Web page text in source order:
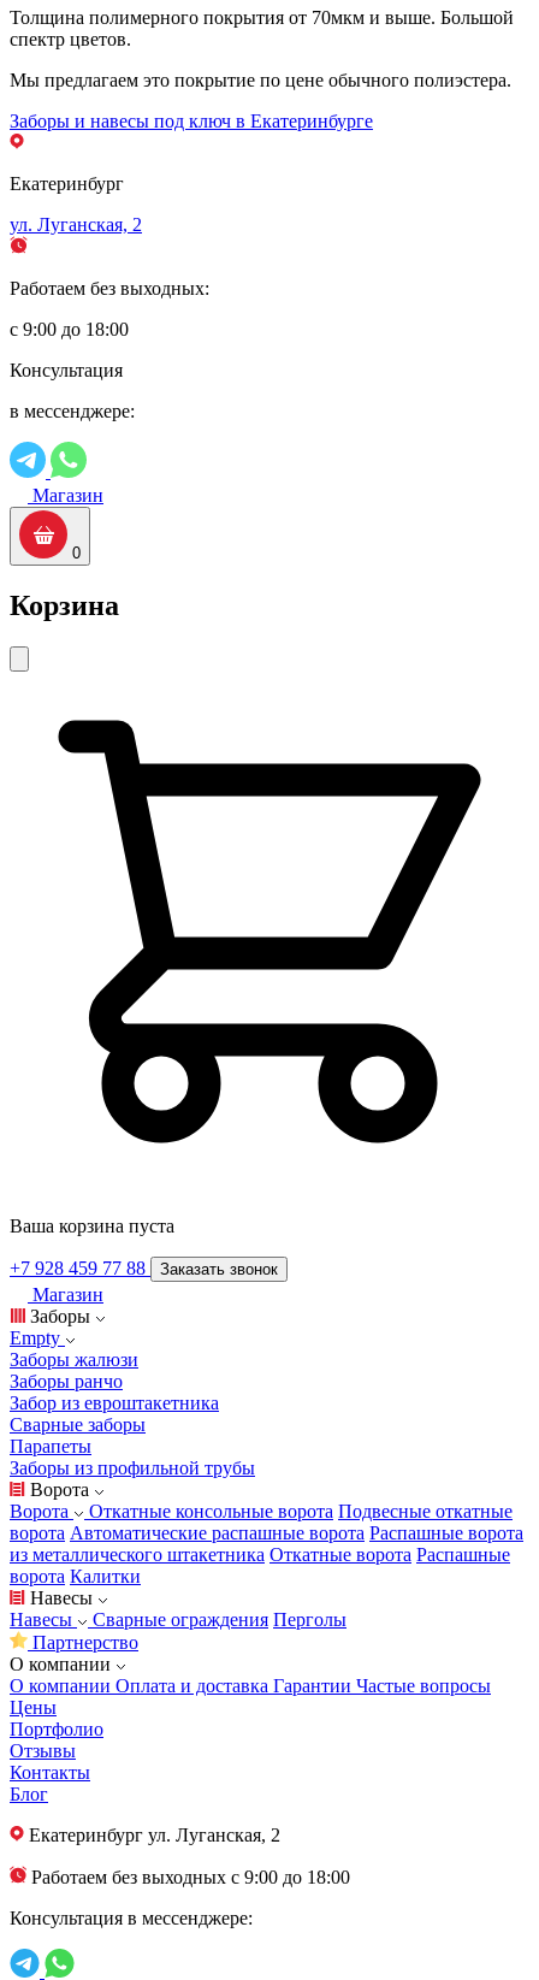
Толщина полимерного покрытия от 70мкм и выше. Большой
спектр цветов.
Мы предлагаем это покрытие по цене обычного полиэстера.
Заборы и навесы под ключ в Екатеринбурге
Екатеринбург
ул. Луганская, 2
Работаем без выходных:
с 9:00 до 18:00
Консультация
в мессенджере:
Магазин
0
Корзина
Ваша корзина пуста
+7 928 459 77 88 Заказать звонок
Магазин
Заборы
Empty
Заборы жалюзи
Заборы ранчо
Забор из евроштакетника
Сварные заборы
Парапеты
Заборы из профильной трубы
Ворота
Ворота
Откатные консольные ворота Подвесные откатные
ворота Автоматические распашные ворота Распашные ворота
из металлического штакетника Откатные ворота Распашные
ворота Калитки
Навесы
Навесы
Сварные ограждения Перголы
Партнерство
О компании
О компании Оплата и доставка Гарантии Частые вопросы
Цены
Портфолио
Отзывы
Контакты
Блог
Екатеринбург ул. Луганская, 2
Работаем без выходных с 9:00 до 18:00
Консультация в мессенджере: